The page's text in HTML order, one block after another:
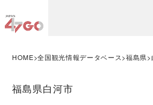
HOME 全国観光情報データベース 福島県
福島県白河市